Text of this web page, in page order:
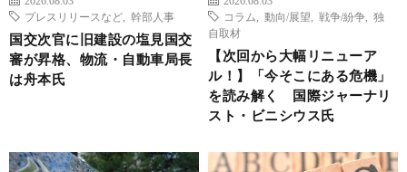
プレスリリースなど
幹部人事
国交次官に旧建設の塩見国交
審が昇格、物流・自動車局長
は舟本氏
コラム
動向/展望 戦争/紛争
独
自取材
【次回から大幅リニューア
ル！】「今そこにある危機」
を読み解く 国際ジャーナリ
スト・ビニシウス氏